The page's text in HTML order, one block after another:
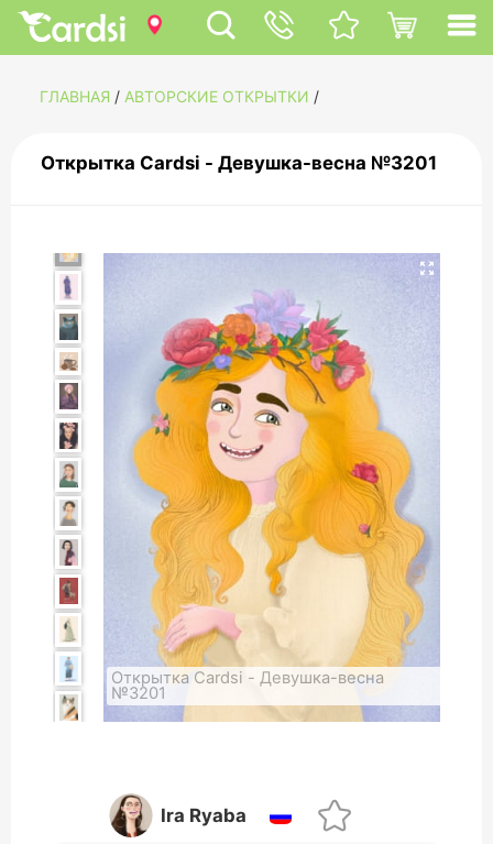
ГЛАВНАЯ / АВТОРСКИЕ ОТКРЫТКИ /
Открытка Cardsi - Девушка-весна №3201
Открытка Cardsi - Девушка-весна
№3201
Ira Ryaba